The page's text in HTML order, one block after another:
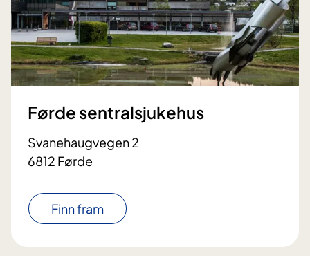
Førde sentralsjukehus
Svanehaugvegen 2
6812 Førde
Finn fram